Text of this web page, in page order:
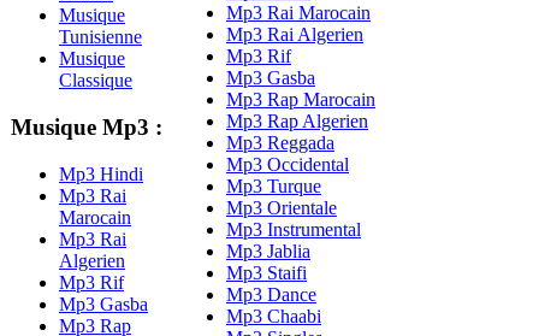
Musique
Tunisienne
Musique
Classique
Musique Mp3 :
Mp3 Hindi
Mp3 Rai
Marocain
Mp3 Rai
Algerien
Mp3 Rif
Mp3 Gasba
Mp3 Rap
Mp3 Rai Marocain
Mp3 Rai Algerien
Mp3 Rif
Mp3 Gasba
Mp3 Rap Marocain
Mp3 Rap Algerien
Mp3 Reggada
Mp3 Occidental
Mp3 Turque
Mp3 Orientale
Mp3 Instrumental
Mp3 Jablia
Mp3 Staifi
Mp3 Dance
Mp3 Chaabi